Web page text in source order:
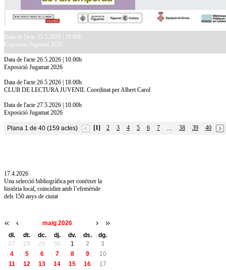
Data de l'acte 25.5.2026 | 10.00h
Exposició Jugamat 2026
Data de l'acte 26.5.2026 | 10.00h
Exposició Jugamat 2026
Data de l'acte 26.5.2026 | 18.00h
CLUB DE LECTURA JUVENIL Coordinat per Albert Carol
Data de l'acte 27.5.2026 | 10.00h
Exposició Jugamat 2026
Plana 1 de 40 (159 actes) [1] 2 3 4 5 6 7 … 38 39
40
17.4.2026
Una selecció bibliogràfica per conèixer la
història local, coincidint amb l’efemèride
dels 150 anys de ciutat
maig 2026
dl.
dt. dc. dj. dv. ds.
dg.
27
28 29 30 1 2
3
4
5 6 7 8 9
10
11
12 13 14 15 16
17